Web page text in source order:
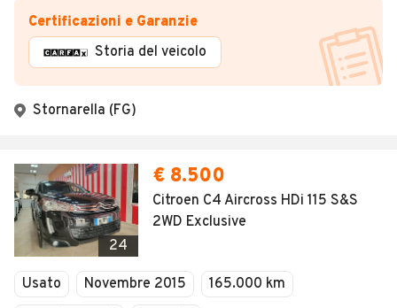
Certificazioni e Garanzie
Storia del veicolo
Stornarella (FG)
24
€ 8.500
Citroen C4 Aircross HDi 115 S&S
2WD Exclusive
Usato Novembre 2015
165.000 km